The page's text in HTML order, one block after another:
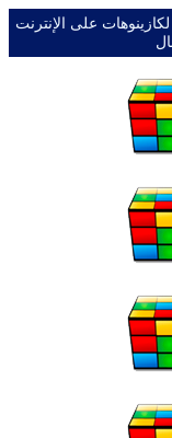
على الإنترنت